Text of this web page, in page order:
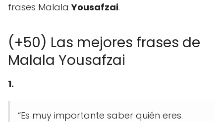
frases MalalaYousafzai.
(+50) Las mejores frases de
Malala Yousafzai
1.
“Es muy importante saber quién eres.